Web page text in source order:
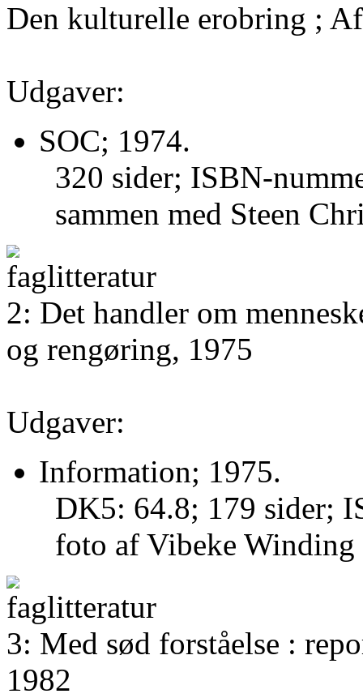
Den kulturelle erobring ;
Udgaver:
SOC; 1974.
320 sider; ISBN-
sammen med Steen
2: Det handler om
og rengøring, 1975
Udgaver:
Information; 1975.
DK5: 64.8; 179 sider;
foto af Vibeke
3: Med sød forståelse :
1982